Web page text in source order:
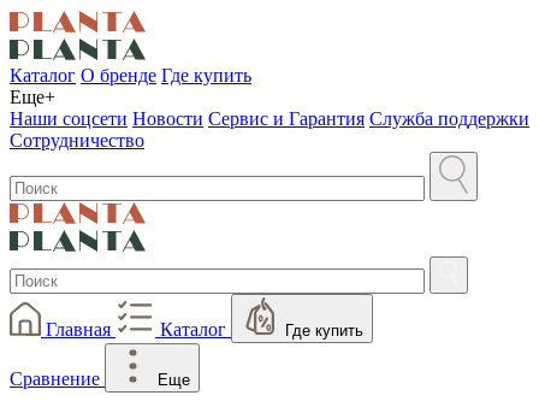
Каталог О бренде Где купить
Еще+
Наши соцсети Новости Сервис и Гарантия Служба поддержки
Сотрудничество
Главная Каталог Где купить
Сравнение Еще